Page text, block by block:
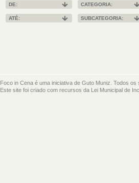
DE:
ATÉ:
CATEGORIA:
SUBCATEGORIA:
Foco in Cena é uma iniciativa de Guto Muniz. Todos
Este site foi criado com recursos da Lei Municipal de